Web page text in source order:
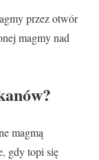
przez otwór
magmy nad
magmą
gdy topi się